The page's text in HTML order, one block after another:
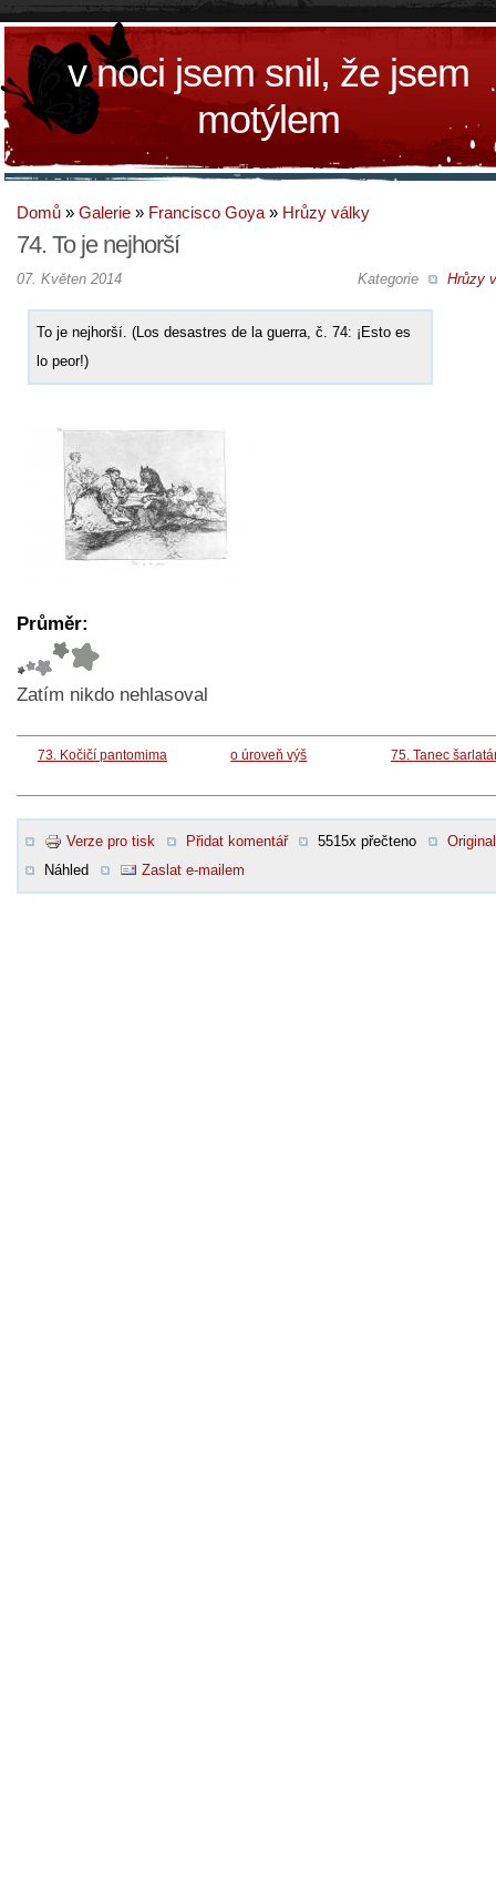
v noci jsem snil, že jsem
motýlem
Domů » Galerie » Francisco Goya » Hrůzy války
74. To je nejhorší
Kategorie Hrůzy
07. Květen 2014
To je nejhorší. (Los desastres de la guerra, č. 74: ¡Esto es
lo peor!)
Průměr:
Zatím nikdo nehlasoval
73. Kočičí pantomima o úroveň výš 75. Tanec
Verze pro tisk Přidat komentář 5515x přečteno
Original
Náhled
Zaslat e-mailem